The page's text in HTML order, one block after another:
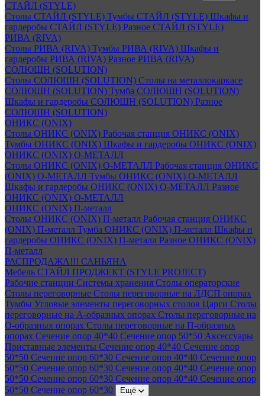
СТАЙЛ (STYLE)
Столы СТАЙЛ (STYLE) Тумбы СТАЙЛ (STYLE) Шкафы и
гардеробы СТАЙЛ (STYLE) Разное СТАЙЛ (STYLE)
РИВА (RIVA)
Столы РИВА (RIVA) Тумбы РИВА (RIVA) Шкафы и
гардеробы РИВА (RIVA) Разное РИВА (RIVA)
СОЛЮШН (SOLUTION)
Столы СОЛЮШН (SOLUTION) Столы на металлокаркасе
СОЛЮШН (SOLUTION) Тумба СОЛЮШН (SOLUTION)
Шкафы и гардеробы СОЛЮШН (SOLUTION) Разное
СОЛЮШН (SOLUTION)
ОНИКС (ONIX)
Столы ОНИКС (ONIX) Рабочая станция ОНИКС (ONIX)
Тумбы ОНИКС (ONIX) Шкафы и гардеробы ОНИКС (ONIX)
ОНИКС (ONIX) O-МЕТАЛЛ
Столы ОНИКС (ONIX) O-МЕТАЛЛ Рабочая станция ОНИКС
(ONIX) O-МЕТАЛЛ Тумбы ОНИКС (ONIX) O-МЕТАЛЛ
Шкафы и гардеробы ОНИКС (ONIX) O-МЕТАЛЛ Разное
ОНИКС (ONIX) O-МЕТАЛЛ
ОНИКС (ONIX) П-металл
Столы ОНИКС (ONIX) П-металл Рабочая станция ОНИКС
(ONIX) П-металл Тумба ОНИКС (ONIX) П-металл Шкафы и
гардеробы ОНИКС (ONIX) П-металл Разное ОНИКС (ONIX)
П-металл
РАСПРОДАЖА!!! САНЬЯНА
Мебель СТАЙЛ ПРОДЖЕКТ (STYLE PROJECT)
Рабочие станции Системы хранения Столы операторские
Столы переговорные Столы переговорные на ЛДСП опорах
Тумбы Угловые элементы переговорных столов Царги Столы
переговорные на А-образных опорах Столы переговорные на
О-образных опорах Столы переговорные на П-образных
опорах Сечение опор 40*40 Сечение опор 50*50 Аксессуары
Приставные элементы Сечение опор 40*40 Сечение опор
50*50 Сечение опор 60*30 Сечение опор 40*40 Сечение опор
50*50 Сечение опор 60*30 Сечение опор 40*40 Сечение опор
50*50 Сечение опор 60*30 Сечение опор 40*40 Сечение опор
50*50 Сечение опор 60*30 Ещё